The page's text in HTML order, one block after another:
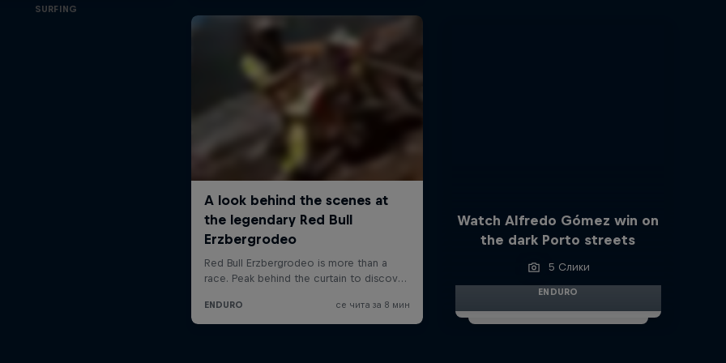
SURFING
Watch Alfredo Gómez win on
the dark Porto streets
5 Слики
ENDURO